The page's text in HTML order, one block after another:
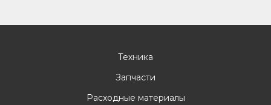
Техника
Запчасти
Расходные материалы